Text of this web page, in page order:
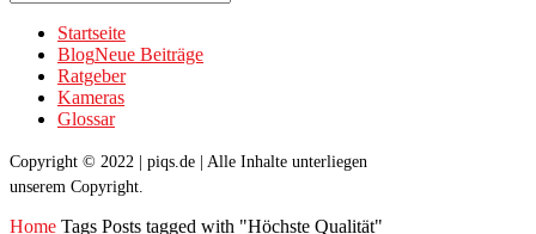
Startseite
BlogNeue Beiträge
Ratgeber
Kameras
Glossar
Copyright © 2022 | piqs.de | Alle Inhalte unterliegen
unserem Copyright.
Home Tags Posts tagged with "Höchste Qualität"